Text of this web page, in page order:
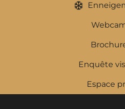
Enquête
Espace